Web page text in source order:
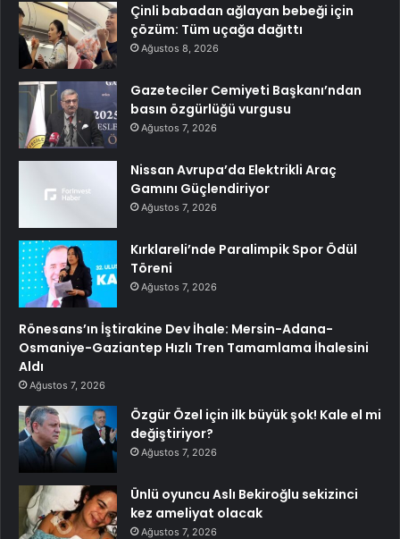
Çinli babadan ağlayan bebeği için
çözüm: Tüm uçağa dağıttı
Ağustos 8, 2026
Gazeteciler Cemiyeti Başkanı’ndan
basın özgürlüğü vurgusu
Ağustos 7, 2026
Nissan Avrupa’da Elektrikli Araç
Gamını Güçlendiriyor
Ağustos 7, 2026
Kırklareli’nde Paralimpik Spor Ödül
Töreni
Ağustos 7, 2026
Rönesans’ın İştirakine Dev İhale: Mersin-Adana-
Osmaniye-Gaziantep Hızlı Tren Tamamlama İhalesini
Aldı
Ağustos 7, 2026
Özgür Özel için ilk büyük şok! Kale el mi
değiştiriyor?
Ağustos 7, 2026
Ünlü oyuncu Aslı Bekiroğlu sekizinci
kez ameliyat olacak
Ağustos 7, 2026